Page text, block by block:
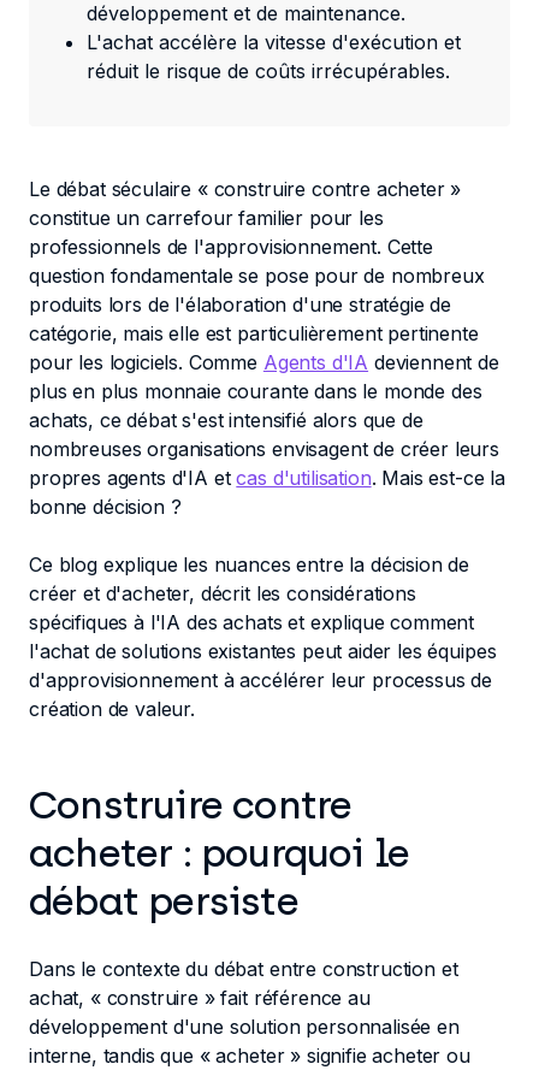
développement et de maintenance.
L'achat accélère la vitesse d'exécution et
réduit le risque de coûts irrécupérables.
Le débat séculaire « construire contre acheter »
constitue un carrefour familier pour les
professionnels de l'approvisionnement. Cette
question fondamentale se pose pour de nombreux
produits lors de l'élaboration d'une stratégie de
catégorie, mais elle est particulièrement pertinente
pour les logiciels. Comme Agents d'IA deviennent de
plus en plus monnaie courante dans le monde des
achats, ce débat s'est intensifié alors que de
nombreuses organisations envisagent de créer leurs
propres agents d'IA etcas d'utilisation. Mais est-ce la
bonne décision ?
Ce blog explique les nuances entre la décision de
créer et d'acheter, décrit les considérations
spécifiques à l'IA des achats et explique comment
l'achat de solutions existantes peut aider les équipes
d'approvisionnement à accélérer leur processus de
création de valeur.
Construire contre
acheter : pourquoi le
débat persiste
Dans le contexte du débat entre construction et
achat, « construire » fait référence au
développement d'une solution personnalisée en
interne, tandis que « acheter » signifie acheter ou